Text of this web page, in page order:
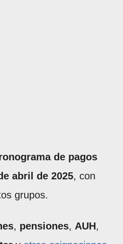
de pagos
abril de 2025, con
grupos.
, pensiones, AUH,